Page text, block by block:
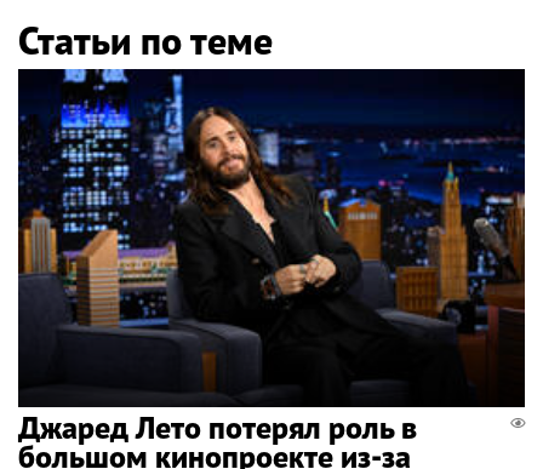
Статьи по теме
Джаред Лето потерял роль в
большом кинопроекте из-за